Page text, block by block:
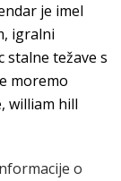
je imel
igralni
stalne težave s
moremo
william hill
o